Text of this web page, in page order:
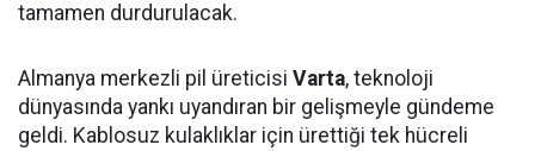
tamamen durdurulacak.
Almanya merkezli pil üreticisi Varta, teknoloji
dünyasında yankı uyandıran bir gelişmeyle gündeme
geldi. Kablosuz kulaklıklar için ürettiği tek hücreli